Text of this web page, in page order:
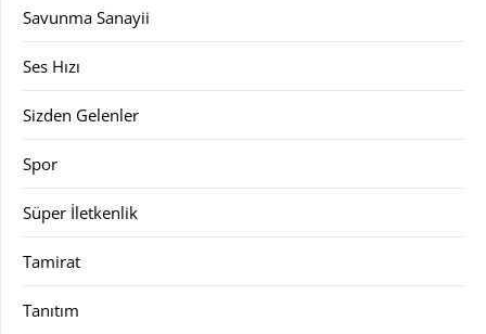
Savunma Sanayii
Ses Hızı
Sizden Gelenler
Spor
Süper İletkenlik
Tamirat
Tanıtım